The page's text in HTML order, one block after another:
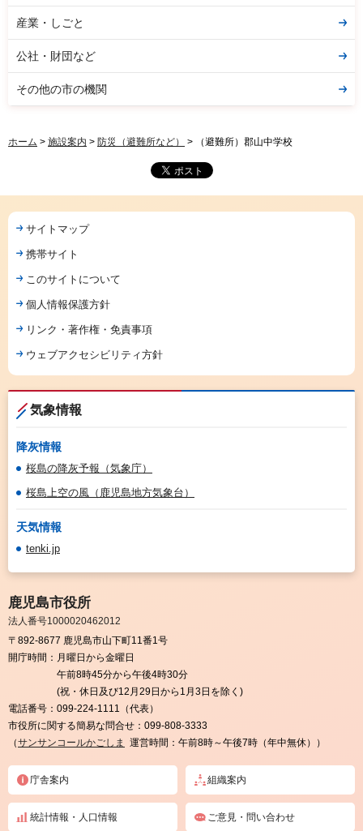
産業・しごと
公社・財団など
その他の市の機関
ホーム > 施設案内 > 防災（避難所など） > （避難所）郡山中学校
サイトマップ
携帯サイト
このサイトについて
個人情報保護方針
リンク・著作権・免責事項
ウェブアクセシビリティ方針
気象情報
降灰情報
桜島の降灰予報（気象庁）
桜島上空の風（鹿児島地方気象台）
天気情報
tenki.jp
鹿児島市役所
法人番号1000020462012
〒892-8677 鹿児島市山下町11番1号
開庁時間： 月曜日から金曜日
午前8時45分から午後4時30分
(祝・休日及び12月29日から1月3日を除く)
電話番号： 099-224-1111（代表）
市役所に関する簡易な問合せ： 099-808-3333
（サンサンコールかごしま 運営時間：午前8時～午後7時（年中無休））
庁舎案内 組織案内
統計情報・人口情報 ご意見・問い合わせ